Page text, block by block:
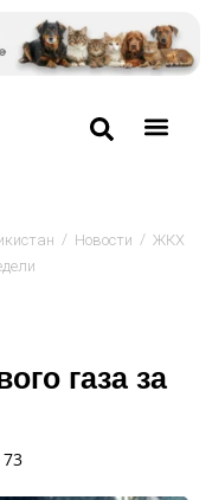
/ Новости / ЖКХ
газа за
73